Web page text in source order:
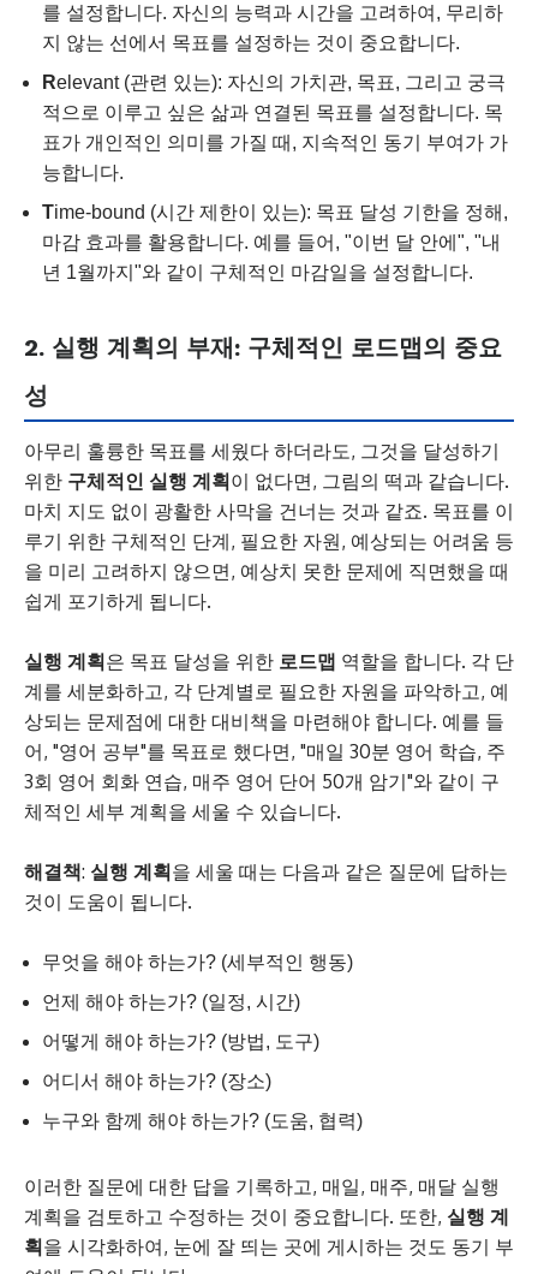
를 설정합니다. 자신의 능력과 시간을 고려하여, 무리하
지 않는 선에서 목표를 설정하는 것이 중요합니다.
Relevant (관련 있는): 자신의 가치관, 목표, 그리고 궁극
적으로 이루고 싶은 삶과 연결된 목표를 설정합니다. 목
표가 개인적인 의미를 가질 때, 지속적인 동기 부여가 가
능합니다.
Time-bound (시간 제한이 있는): 목표 달성 기한을 정해,
마감 효과를 활용합니다. 예를 들어, "이번 달 안에", "내
년 1월까지"와 같이 구체적인 마감일을 설정합니다.
2. 실행 계획의 부재: 구체적인 로드맵의 중요
성
아무리 훌륭한 목표를 세웠다 하더라도, 그것을 달성하기
위한 구체적인 실행 계획이 없다면, 그림의 떡과 같습니다.
마치 지도 없이 광활한 사막을 건너는 것과 같죠. 목표를 이
루기 위한 구체적인 단계, 필요한 자원, 예상되는 어려움 등
을 미리 고려하지 않으면, 예상치 못한 문제에 직면했을 때
쉽게 포기하게 됩니다.
실행 계획은 목표 달성을 위한 로드맵 역할을 합니다. 각 단
계를 세분화하고, 각 단계별로 필요한 자원을 파악하고, 예
상되는 문제점에 대한 대비책을 마련해야 합니다. 예를 들
어, "영어 공부"를 목표로 했다면, "매일 30분 영어 학습, 주
3회 영어 회화 연습, 매주 영어 단어 50개 암기"와 같이 구
체적인 세부 계획을 세울 수 있습니다.
해결책: 실행 계획을 세울 때는 다음과 같은 질문에 답하는
것이 도움이 됩니다.
무엇을 해야 하는가? (세부적인 행동)
언제 해야 하는가? (일정, 시간)
어떻게 해야 하는가? (방법, 도구)
어디서 해야 하는가? (장소)
누구와 함께 해야 하는가? (도움, 협력)
이러한 질문에 대한 답을 기록하고, 매일, 매주, 매달 실행
계획을 검토하고 수정하는 것이 중요합니다. 또한, 실행 계
획을 시각화하여, 눈에 잘 띄는 곳에 게시하는 것도 동기 부